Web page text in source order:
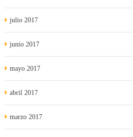
julio 2017
junio 2017
mayo 2017
abril 2017
marzo 2017